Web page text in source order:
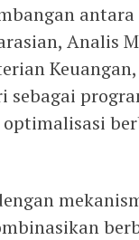
Analis
sebagai